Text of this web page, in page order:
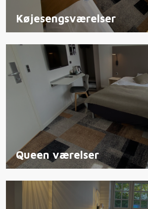
Køjesengsværelser
Queen værelser